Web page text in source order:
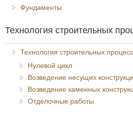
Фундаменты
Технология строительных
Технология строительных
Нулевой цикл
Возведение несущих
Возведение каменных
Отделочные работы